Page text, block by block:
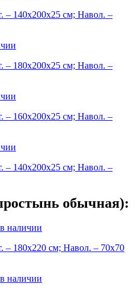
– 140х200х25 см; Навол. –
– 180х200х25 см; Навол. –
– 160х200х25 см; Навол. –
– 140х200х25 см; Навол. –
обычная):
наличии
– 180х220 см; Навол. – 70х70
наличии